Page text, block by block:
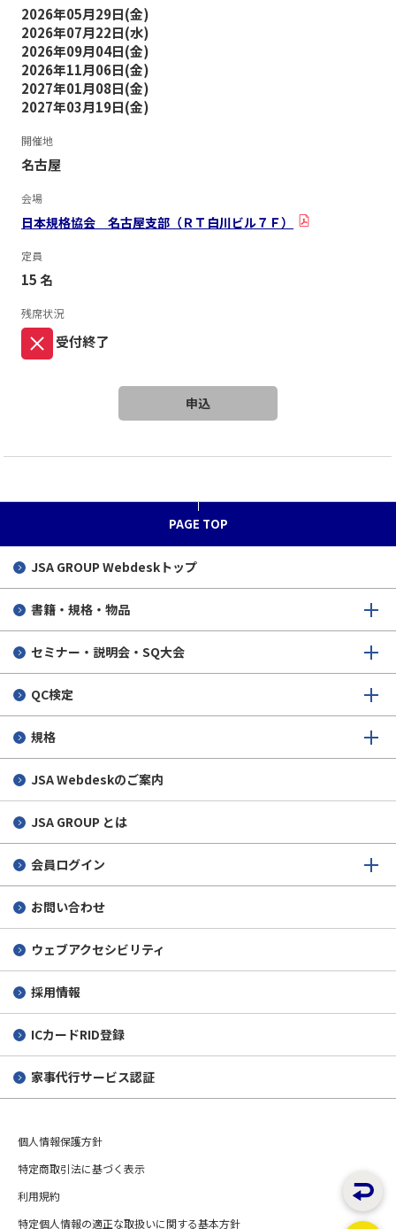
2026年05月29日(金)
2026年07月22日(水)
2026年09月04日(金)
2026年11月06日(金)
2027年01月08日(金)
2027年03月19日(金)
開催地
名古屋
会場
日本規格協会 名古屋支部（ＲＴ白川ビル７Ｆ）
定員
15 名
残席状況
受付終了
申込
PAGE TOP
JSA GROUP Webdeskトップ
書籍・規格・物品
セミナー・説明会・SQ大会
QC検定
規格
JSA Webdeskのご案内
JSA GROUP とは
会員ログイン
お問い合わせ
ウェブアクセシビリティ
採用情報
ICカードRID登録
家事代行サービス認証
個人情報保護方針
特定商取引法に基づく表示
利用規約
特定個人情報の適正な取扱いに関する基本方針